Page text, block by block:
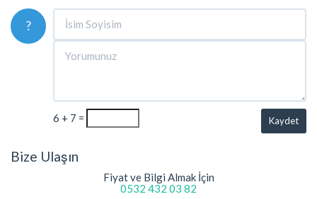
?
6 + 7 = Kaydet
Bize Ulaşın
Fiyat ve Bilgi Almak İçin
0532 432 03 82